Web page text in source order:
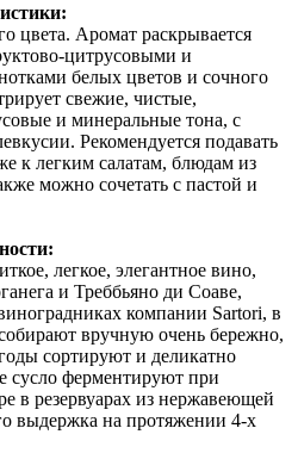
цвета. Аромат раскрывается
цитрусовыми и
белых цветов и сочного
свежие, чистые,
и минеральные тона, с
Рекомендуется подавать
к легким салатам, блюдам из
можно сочетать с пастой и
легкое, элегантное вино,
и Треббьяно ди Соаве,
компании Sartori, в
вручную очень бережно,
сортируют и деликатно
сусло ферментируют при
в резервуарах из нержавеющей
выдержка на протяжении 4-х